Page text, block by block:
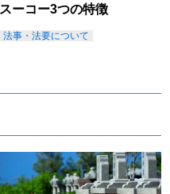
スーコー3つの特徴
法事・法要について